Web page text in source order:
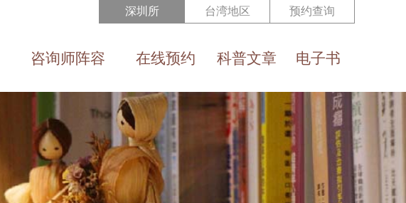
深圳所 台湾地区 预约查询
咨询师阵容 在线预约 科普文章 电子书